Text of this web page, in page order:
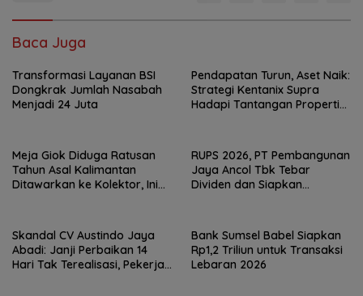
Baca Juga
Transformasi Layanan BSI
Dongkrak Jumlah Nasabah
Menjadi 24 Juta
Pendapatan Turun, Aset Naik:
Strategi Kentanix Supra
Hadapi Tantangan Properti
Meja Giok Diduga Ratusan
Tahun Asal Kalimantan
Ditawarkan ke Kolektor, Ini
RUPS 2026, PT Pembangunan
Jaya Ancol Tbk Tebar
Dividen dan Siapkan
Skandal CV Austindo Jaya
Abadi: Janji Perbaikan 14
Hari Tak Terealisasi, Pekerja
Bank Sumsel Babel Siapkan
Rp1,2 Triliun untuk Transaksi
Lebaran 2026